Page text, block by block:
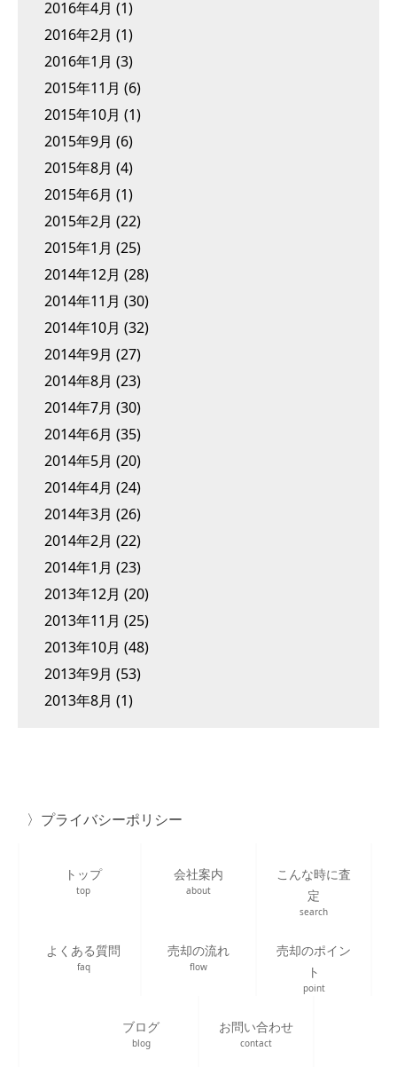
2016年4月 (1)
2016年2月 (1)
2016年1月 (3)
2015年11月 (6)
2015年10月 (1)
2015年9月 (6)
2015年8月 (4)
2015年6月 (1)
2015年2月 (22)
2015年1月 (25)
2014年12月 (28)
2014年11月 (30)
2014年10月 (32)
2014年9月 (27)
2014年8月 (23)
2014年7月 (30)
2014年6月 (35)
2014年5月 (20)
2014年4月 (24)
2014年3月 (26)
2014年2月 (22)
2014年1月 (23)
2013年12月 (20)
2013年11月 (25)
2013年10月 (48)
2013年9月 (53)
2013年8月 (1)
プライバシーポリシー
トップ
top
会社案内
about
こんな時に査
定
search
よくある質問
faq
売却の流れ
flow
売却のポイン
ト
point
ブログ
blog
お問い合わせ
contact